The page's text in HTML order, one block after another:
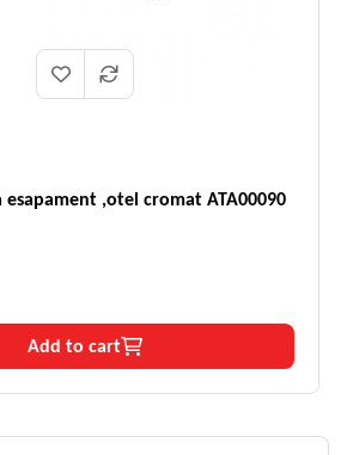
Ornament toba esapament ,otel cromat ATA00090
Add to cart